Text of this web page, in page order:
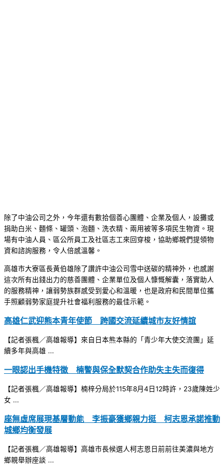
除了中油公司之外，今年還有數拾個善心團體、企業及個人，設攤或
捐助白米、麵條、罐頭、泡麵、洗衣精、兩用被等多項民生物資。現
場有中油人員、區公所員工及社區志工來回穿梭，協助鄉親們提領物
資和諮詢服務，令人倍感溫馨。
高雄市大寮區長黃伯雄除了讚許中油公司雪中送碳的精神外，也感謝
這次所有出錢出力的慈善團體、企業單位及個人慷慨解囊，落實助人
的服務精神，讓弱勢族群感受到愛心和溫暖，也是政府和民間單位攜
手照顧弱勢家庭提升社會福利服務的最佳示範。
高雄仁武迎熊本青年使節 跨國交流延續城市友好情誼
【記者張楓／高雄報導】來自日本熊本縣的「青少年大使交流團」延
續多年與高雄 ...
一眼認出手機特徵 楠警與保全默契合作助失主失而復得
【記者張楓／高雄報導】楠梓分局於115年8月4日12時許，23歲陳姓少
女 ...
座無虛席展現基層動能 李振豪獲鄉親力挺 柯志恩承諾推動
城鄉均衡發展
【記者張楓／高雄報導】高雄市長候選人柯志恩日前前往美濃與地方
鄉親舉辦座談 ...